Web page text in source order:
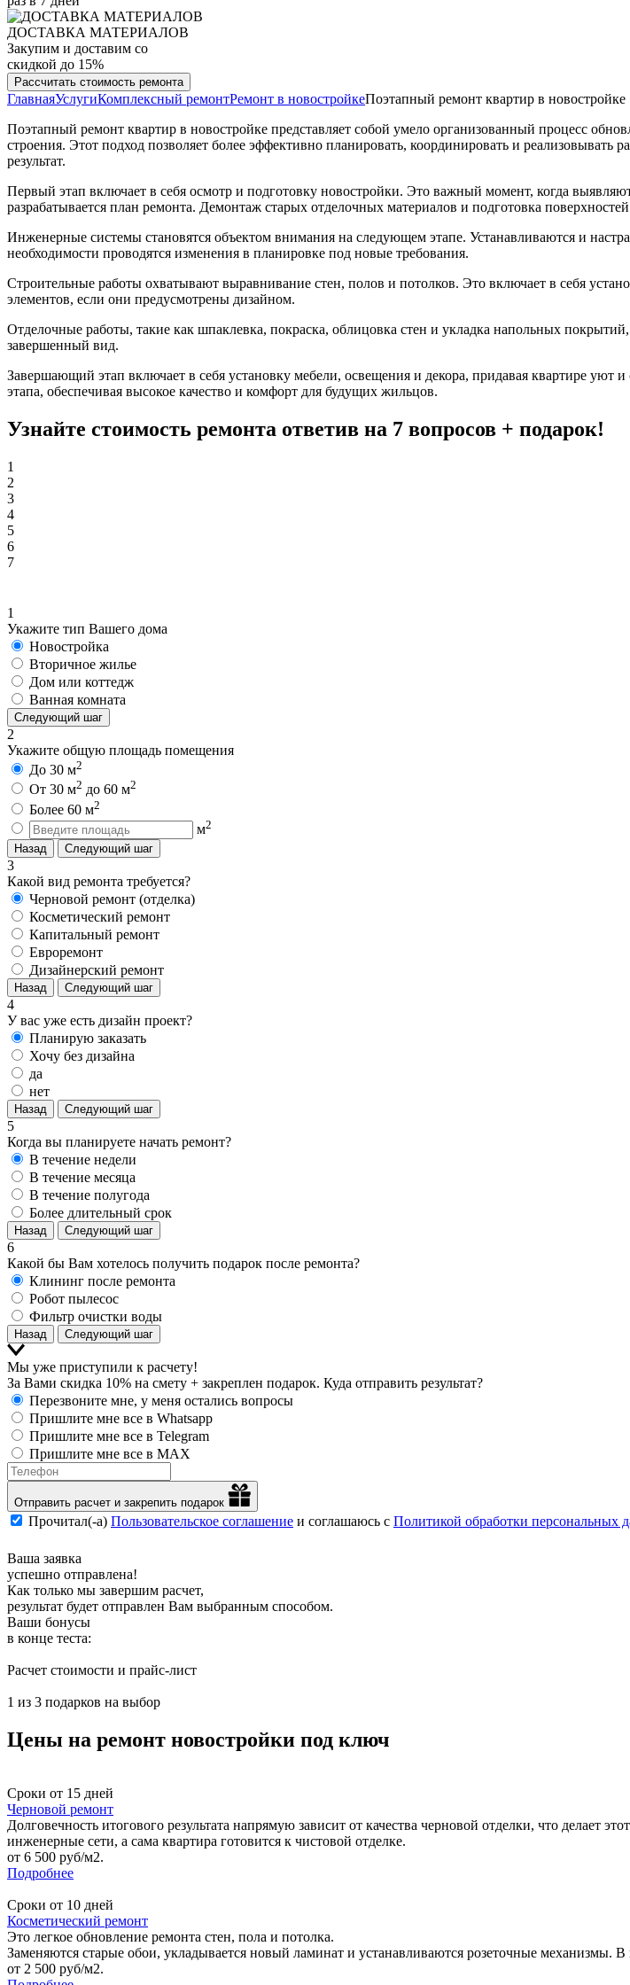
ДОСТАВКА МАТЕРИАЛОВ
Закупим и доставим со
скидкой до 15%
Рассчитать стоимость ремонта
ГлавнаяУслугиКомплексный ремонтРемонт в новостройкеПоэтапный ремонт квартир в новостройке
Поэтапный ремонт квартир в новостройке представляет собой умело организованный процесс
строения. Этот подход позволяет более эффективно планировать, координировать и
результат.
Первый этап включает в себя осмотр и подготовку новостройки. Это важный момент, когда
разрабатывается план ремонта. Демонтаж старых отделочных материалов и подготовка
Инженерные системы становятся объектом внимания на следующем этапе. Устанавливаются и
необходимости проводятся изменения в планировке под новые требования.
Строительные работы охватывают выравнивание стен, полов и потолков. Это включает в себя
элементов, если они предусмотрены дизайном.
Отделочные работы, такие как шпаклевка, покраска, облицовка стен и укладка напольных
завершенный вид.
Завершающий этап включает в себя установку мебели, освещения и декора, придавая квартире
этапа, обеспечивая высокое качество и комфорт для будущих жильцов.
Узнайте стоимость ремонта ответив на 7 вопросов + подарок!
1
2
3
4
5
6
7
1
Укажите тип Вашего дома
Новостройка
Вторичное жилье
Дом или коттедж
Ванная комната
Следующий шаг
2
Укажите общую площадь помещения
До 30 м2
От 30 м2 до 60 м2
Более 60 м2
м2
Назад
Следующий шаг
3
Какой вид ремонта требуется?
Черновой ремонт (отделка)
Косметический ремонт
Капитальный ремонт
Евроремонт
Дизайнерский ремонт
Назад Следующий шаг
4
У вас уже есть дизайн проект?
Планирую заказать
Хочу без дизайна
да
нет
Назад Следующий шаг
5
Когда вы планируете начать ремонт?
В течение недели
В течение месяца
В течение полугода
Более длительный срок
Назад Следующий шаг
6
Какой бы Вам хотелось получить подарок после ремонта?
Клининг после ремонта
Робот пылесос
Фильтр очистки воды
Назад Следующий шаг
Мы уже приступили к расчету!
За Вами скидка 10% на смету + закреплен подарок. Куда отправить результат?
Перезвоните мне, у меня остались вопросы
Пришлите мне все в Whatsapp
Пришлите мне все в Telegram
Пришлите мне все в MAX
Отправить расчет и закрепить подарок
Прочитал(-а) Пользовательское соглашение и соглашаюсь с Политикой обработки персональных
Ваша заявка
успешно отправлена!
Как только мы завершим расчет,
результат будет отправлен Вам выбранным способом.
Ваши бонусы
в конце теста:
Расчет стоимости и прайс-лист
1 из 3 подарков на выбор
Цены на ремонт новостройки под ключ
Сроки от 15 дней
Черновой ремонт
Долговечность итогового результата напрямую зависит от качества черновой отделки, что делает
инженерные сети, а сама квартира готовится к чистовой отделке.
от 6 500 руб/м2.
Подробнее
Сроки от 10 дней
Косметический ремонт
Это легкое обновление ремонта стен, пола и потолка.
Заменяются старые обои, укладывается новый ламинат и устанавливаются розеточные механизмы.
от 2 500 руб/м2.